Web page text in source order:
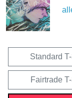
Standard
Fairtrade